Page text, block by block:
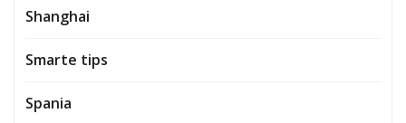
Shanghai
Smarte tips
Spania